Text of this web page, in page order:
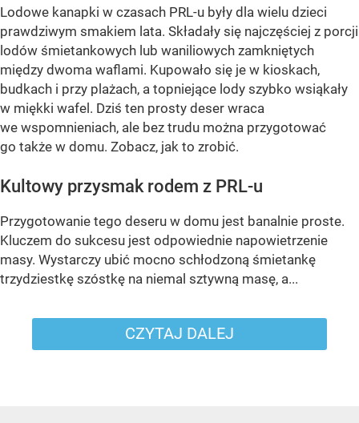
Lodowe kanapki w czasach PRL-u były dla wielu dzieci
prawdziwym smakiem lata. Składały się najczęściej z porcji
lodów śmietankowych lub waniliowych zamkniętych
między dwoma waflami. Kupowało się je w kioskach,
budkach i przy plażach, a topniejące lody szybko wsiąkały
w miękki wafel. Dziś ten prosty deser wraca
we wspomnieniach, ale bez trudu można przygotować
go także w domu. Zobacz, jak to zrobić.
Kultowy przysmak rodem z PRL-u
Przygotowanie tego deseru w domu jest banalnie proste.
Kluczem do sukcesu jest odpowiednie napowietrzenie
masy. Wystarczy ubić mocno schłodzoną śmietankę
trzydziestkę szóstkę na niemal sztywną masę, a...
CZYTAJ DALEJ